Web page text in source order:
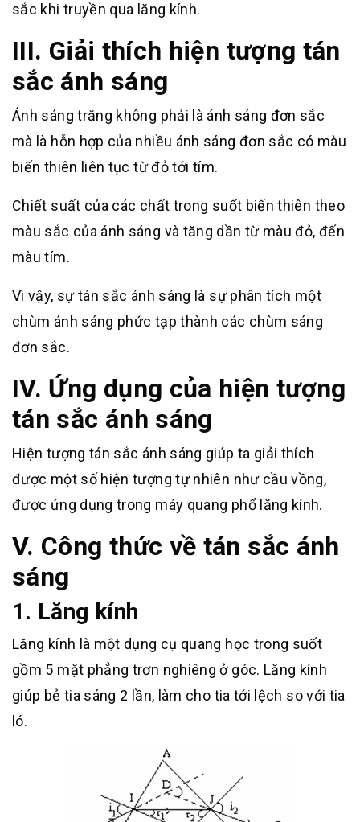
sắc khi truyền qua lăng kính.
III. Giải thích hiện tượng tán
sắc ánh sáng
Ánh sáng trắng không phải là ánh sáng đơn sắc
mà là hỗn hợp của nhiều ánh sáng đơn sắc có màu
biến thiên liên tục từ đỏ tới tím.
Chiết suất của các chất trong suốt biến thiên theo
màu sắc của ánh sáng và tăng dần từ màu đỏ, đến
màu tím.
Vì vậy, sự tán sắc ánh sáng là sự phân tích một
chùm ánh sáng phức tạp thành các chùm sáng
đơn sắc.
IV. Ứng dụng của hiện tượng
tán sắc ánh sáng
Hiện tượng tán sắc ánh sáng giúp ta giải thích
được một số hiện tượng tự nhiên như cầu vồng,
được ứng dụng trong máy quang phổ lăng kính.
V. Công thức về tán sắc ánh
sáng
1. Lăng kính
Lăng kính là một dụng cụ quang học trong suốt
gồm 5 mặt phẳng trơn nghiêng ở góc. Lăng kính
giúp bẻ tia sáng 2 lần, làm cho tia tới lệch so với tia
ló.